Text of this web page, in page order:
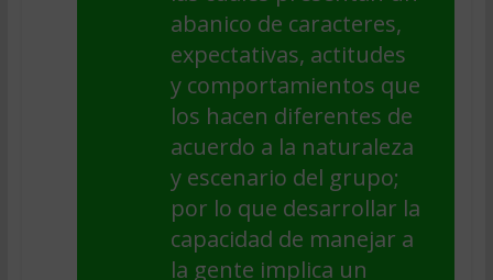
abanico de caracteres,
expectativas, actitudes
y comportamientos que
los hacen diferentes de
acuerdo a la naturaleza
y escenario del grupo;
por lo que desarrollar la
capacidad de manejar a
la gente implica un